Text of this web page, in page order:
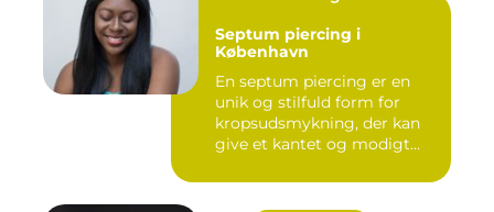
Septum piercing i
København
En septum piercing er en
unik og stilfuld form for
kropsudsmykning, der kan
give et kantet og modigt...